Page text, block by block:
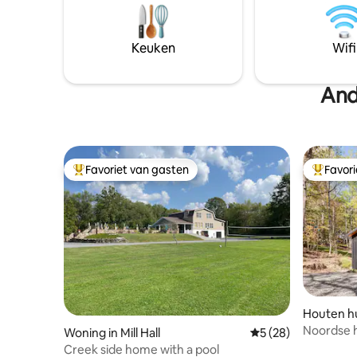
afgelegen en serine met originele
kunstsculpturen en MCM-stukken.
Geniet van het comfort van thuis binnen
Slechts
State
in
Keuken Wifi
Topfavoriet van gasten
Favoriet van gasten
Woning in Mill Hall Gemiddelde
5 (28)
Creek side home with a pool
Houten
Noordse